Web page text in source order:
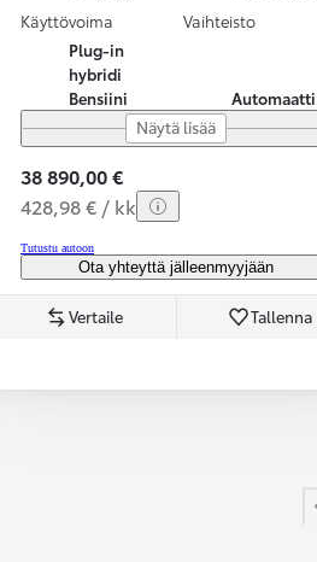
Käyttövoima
Plug-in
hybridi
Bensiini
Vaihteisto
Automaatti
Näytä lisää
38 890,00 €
428,98 € / kk
Tutustu autoon
Ota yhteyttä jälleenmyyjään
Vertaile Tallenna